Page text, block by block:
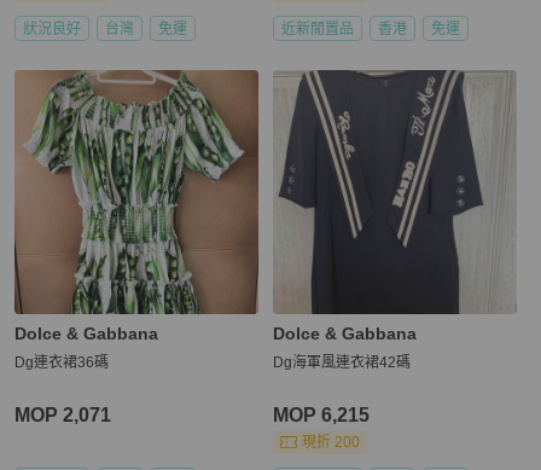
狀況良好 台灣 免運 近新閒置品 香港 免運
Dolce & Gabbana
Dg連衣裙36碼
MOP 2,071
Dolce & Gabbana
Dg海軍風連衣裙42碼
MOP 6,215
現折 200